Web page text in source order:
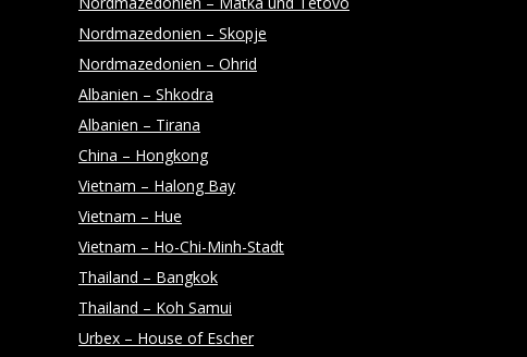
P
H
Y
Nordmazedonien – Skopje
Nordmazedonien – Ohrid
Albanien – Shkodra
Albanien – Tirana
China – Hongkong
Vietnam – Halong Bay
Vietnam – Hue
Vietnam – Ho-Chi-Minh-Stadt
Thailand – Bangkok
Thailand – Koh Samui
Urbex – House of Escher